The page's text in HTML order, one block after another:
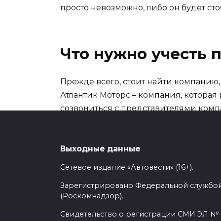
просто невозможно, либо он будет
Что нужно учесть
Прежде всего, стоит найти
Атлантик Моторс – компания,
созвониться с представителями
Кроме всего прочего, всегда
Покупайте только самые лучшие
оформления нужных документов,
Выходные данные
Сетевое издание «Автовести» (16+).
Зарегистрировано Федеральной
(Роскомнадзор).
Свидетельство о регистрации СМИ ЭЛ №